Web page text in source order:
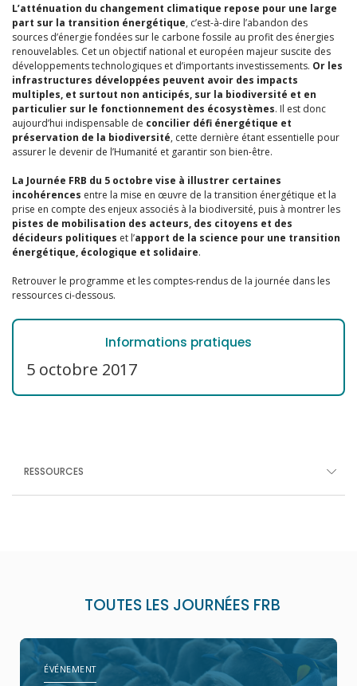
L’atténuation du changement climatique repose pour une large
part sur la transition énergétique, c’est-à-dire l’abandon des
sources d’énergie fondées sur le carbone fossile au profit des énergies
renouvelables. Cet un objectif national et européen majeur suscite des
développements technologiques et d’importants investissements. Or les
infrastructures développées peuvent avoir des impacts
multiples, et surtout non anticipés, sur la biodiversité et en
particulier sur le fonctionnement des écosystèmes. Il est donc
aujourd’hui indispensable de concilier défi énergétique et
préservation de la biodiversité, cette dernière étant essentielle pour
assurer le devenir de l’Humanité et garantir son bien-être.
La Journée FRB du 5 octobre vise à illustrer certaines
incohérences entre la mise en œuvre de la transition énergétique et la
prise en compte des enjeux associés à la biodiversité, puis à montrer les
pistes de mobilisation des acteurs, des citoyens et des
décideurs politiques et l’apport de la science pour une transition
énergétique, écologique et solidaire.
Retrouver le programme et les comptes-rendus de la journée dans les
ressources ci-dessous.
Informations pratiques
5 octobre 2017
RESSOURCES
TOUTES LES JOURNÉES FRB
ÉVÉNEMENT